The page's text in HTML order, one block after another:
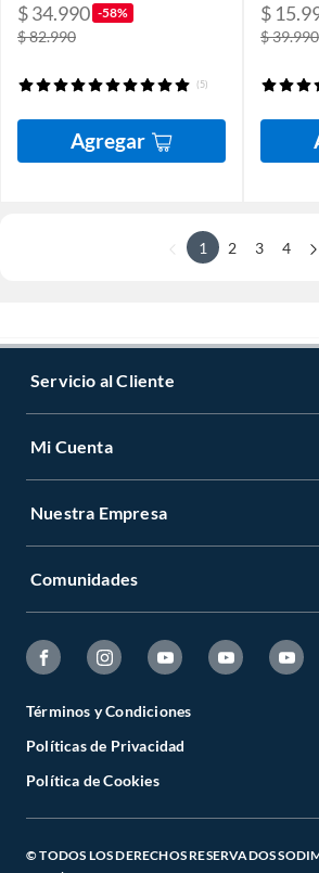
$ 34.990 -58%
$ 82.990
(5)
Agregar
$
$ 39.990
1 2 3 4
Servicio al Cliente
Mi Cuenta
Nuestra Empresa
Comunidades
Términos y Condiciones
Políticas de Privacidad
Política de Cookies
© TODOS LOS DERECHOS RESERVADOS